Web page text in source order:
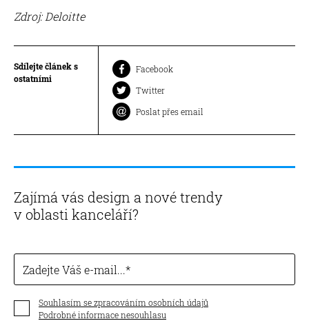
Zdroj: Deloitte
Sdílejte článek s
ostatními
Facebook
Twitter
Poslat přes email
Zajímá vás design a nové trendy
v oblasti kanceláří?
Zadejte Váš e-mail...
Souhlasím se zpracováním osobních údajů
Podrobné informace nesouhlasu